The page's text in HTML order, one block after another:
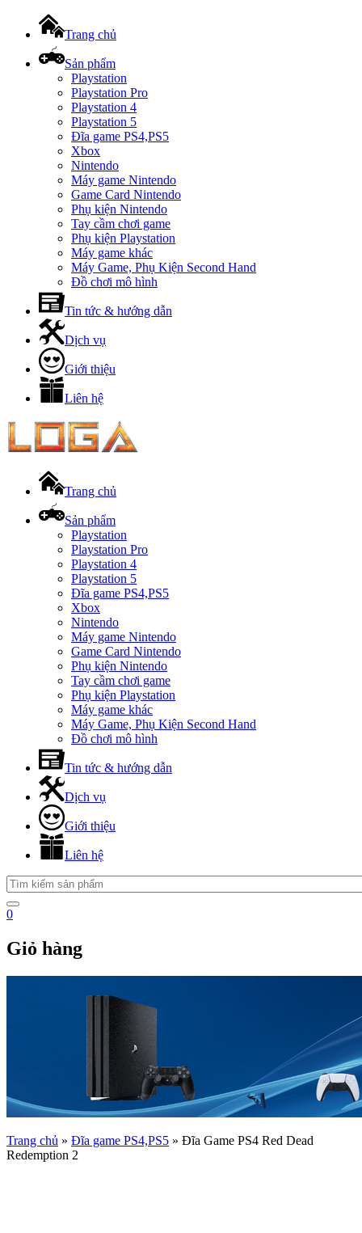
Trang chủ
Sản phẩm
Playstation
Playstation Pro
Playstation 4
Playstation 5
Đĩa game PS4,PS5
Xbox
Nintendo
Máy game Nintendo
Game Card Nintendo
Phụ kiện Nintendo
Tay cầm chơi game
Phụ kiện Playstation
Máy game khác
Máy Game, Phụ Kiện Second Hand
Đồ chơi mô hình
Tin tức & hướng dẫn
Dịch vụ
Giới thiệu
Liên hệ
Trang chủ
Sản phẩm
Playstation
Playstation Pro
Playstation 4
Playstation 5
Đĩa game PS4,PS5
Xbox
Nintendo
Máy game Nintendo
Game Card Nintendo
Phụ kiện Nintendo
Tay cầm chơi game
Phụ kiện Playstation
Máy game khác
Máy Game, Phụ Kiện Second Hand
Đồ chơi mô hình
Tin tức & hướng dẫn
Dịch vụ
Giới thiệu
Liên hệ
0
Giỏ hàng
Trang chủ » Đĩa game PS4,PS5 » Đĩa Game PS4 Red Dead
Redemption 2